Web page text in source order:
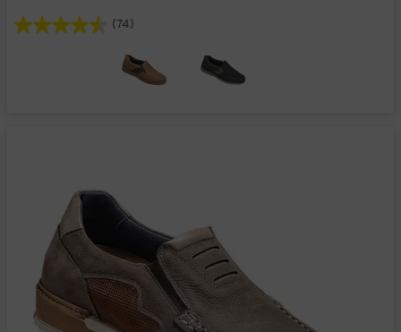
(74)